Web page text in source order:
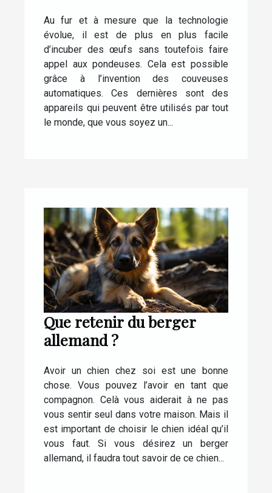
de poule
Au fur et à mesure que la technologie
évolue, il est de plus en plus facile
d’incuber des œufs sans toutefois faire
appel aux pondeuses. Cela est possible
grâce à l’invention des couveuses
automatiques. Ces dernières sont des
appareils qui peuvent être utilisés par tout
le monde, que vous soyez un...
Que retenir du berger
allemand ?
Avoir un chien chez soi est une bonne
chose. Vous pouvez l’avoir en tant que
compagnon. Celà vous aiderait à ne pas
vous sentir seul dans votre maison. Mais il
est important de choisir le chien idéal qu’il
vous faut. Si vous désirez un berger
allemand, il faudra tout savoir de ce chien...